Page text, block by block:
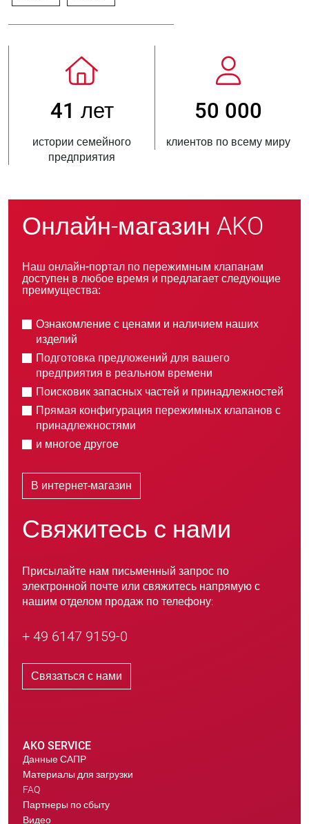
41 лет
истории семейного
предприятия
50 000
клиентов по всему миру
Онлайн-магазин AKO
Наш онлайн-портал по пережимным клапанам
доступен в любое время и предлагает следующие
преимущества:
Ознакомление с ценами и наличием наших
изделий
Подготовка предложений для вашего
предприятия в реальном времени
Поисковик запасных частей и принадлежностей
Прямая конфигурация пережимных клапанов с
принадлежностями
и многое другое
В интернет-магазин
Свяжитесь с нами
Присылайте нам письменный запрос по
электронной почте или свяжитесь напрямую с
нашим отделом продаж по телефону:
+ 49 6147 9159-0
Связаться с нами
AKO SERVICE
Данные САПР
Материалы для загрузки
FAQ
Партнеры по сбыту
Видео